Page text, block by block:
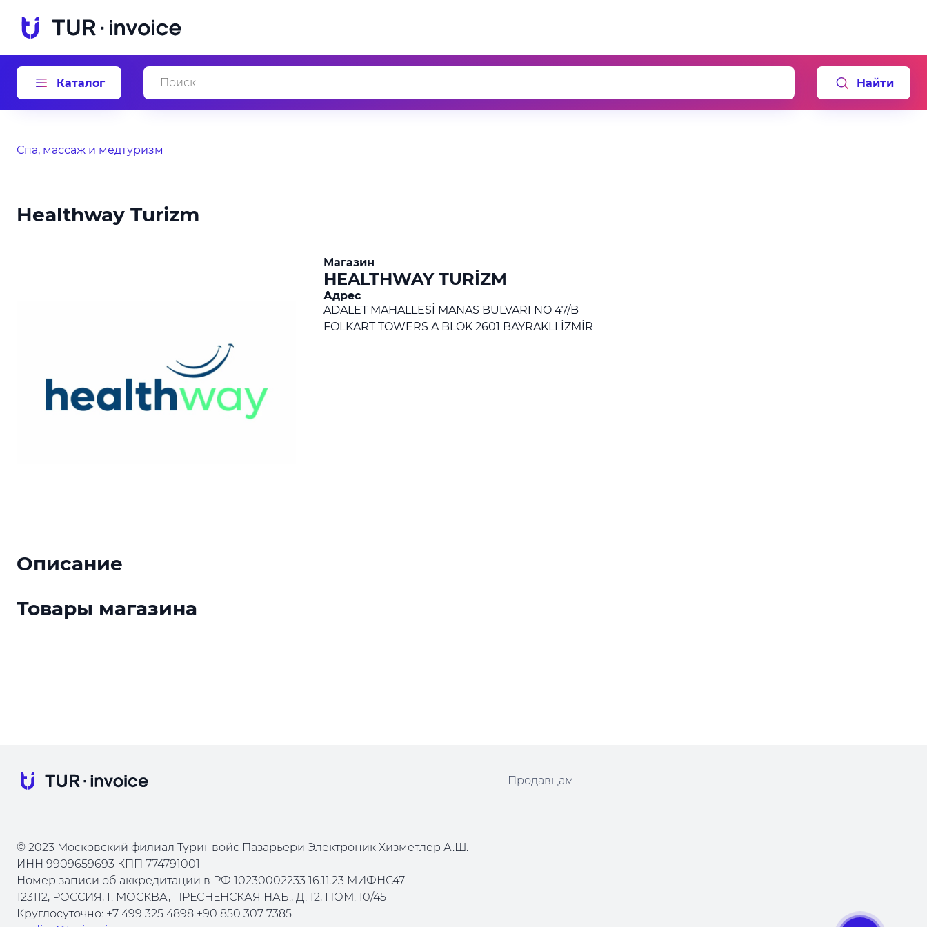
Каталог Найти
Спа, массаж и медтуризм
Healthway Turizm
Магазин
HEALTHWAY TURİZM
Адрес
ADALET MAHALLESİ MANAS BULVARI NO 47/B
FOLKART TOWERS A BLOK 2601 BAYRAKLI İZMİR
Описание
Товары магазина
Продавцам
© 2023 Московский филиал Туринвойс Пазарьери Электроник Хизметлер А.Ш.
ИНН 9909659693 КПП 774791001
Номер записи об аккредитации в РФ 10230002233 16.11.23 МИФНС47
123112, РОССИЯ, Г. МОСКВА, ПРЕСНЕНСКАЯ НАБ., Д. 12, ПОМ. 10/45
Круглосуточно: +7 499 325 4898 +90 850 307 7385